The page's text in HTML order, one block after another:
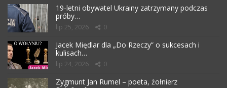
19-letni obywatel Ukrainy zatrzymany podczas
próby…
lip 25, 2026 0
Jacek Międlar dla „Do Rzeczy” o sukcesach i
kulisach…
lip 24, 2026 0
Zygmunt Jan Rumel – poeta, żołnierz